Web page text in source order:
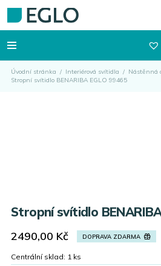
Úvodní stránka / Interiérová svítidla / Nástěnná
Stropní svítidlo BENARIBA EGLO 99465
Stropní svítidlo
2490,00 Kč DOPRAVA ZDARMA
Centrální sklad: 1 ks